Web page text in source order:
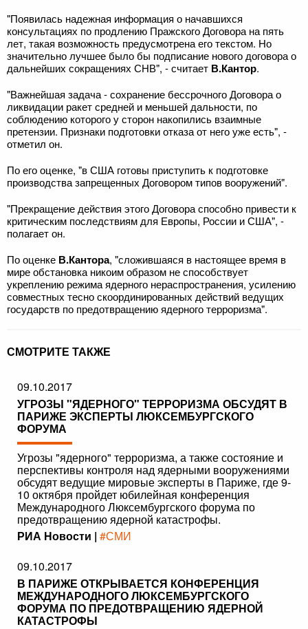
"Появилась надежная информация о начавшихся
консультациях по продлению Пражского Договора на пять
лет, такая возможность предусмотрена его текстом. Но
значительно лучшее было бы подписание нового договора о
дальнейших сокращениях СНВ", - считает В.Кантор.
"Важнейшая задача - сохранение бессрочного Договора о
ликвидации ракет средней и меньшей дальности, по
соблюдению которого у сторон накопились взаимные
претензии. Признаки подготовки отказа от него уже есть", -
отметил он.
По его оценке, "в США готовы приступить к подготовке
производства запрещенных Договором типов вооружений".
"Прекращение действия этого Договора способно привести к
критическим последствиям для Европы, России и США", -
полагает он.
По оценке В.Кантора, "сложившаяся в настоящее время в
мире обстановка никоим образом не способствует
укреплению режима ядерного нераспространения, усилению
совместных тесно скоординированных действий ведущих
государств по предотвращению ядерного терроризма".
СМОТРИТЕ ТАКЖЕ
09.10.2017
УГРОЗЫ "ЯДЕРНОГО" ТЕРРОРИЗМА ОБСУДЯТ В
ПАРИЖЕ ЭКСПЕРТЫ ЛЮКСЕМБУРГСКОГО
ФОРУМА
Угрозы "ядерного" терроризма, а также состояние и
перспективы контроля над ядерными вооружениями
обсудят ведущие мировые эксперты в Париже, где 9-
10 октября пройдет юбилейная конференция
Международного Люксембургского форума по
предотвращению ядерной катастрофы.
РИА Новости | #СМИ
09.10.2017
В ПАРИЖЕ ОТКРЫВАЕТСЯ КОНФЕРЕНЦИЯ
МЕЖДУНАРОДНОГО ЛЮКСЕМБУРГСКОГО
ФОРУМА ПО ПРЕДОТВРАЩЕНИЮ ЯДЕРНОЙ
КАТАСТРОФЫ